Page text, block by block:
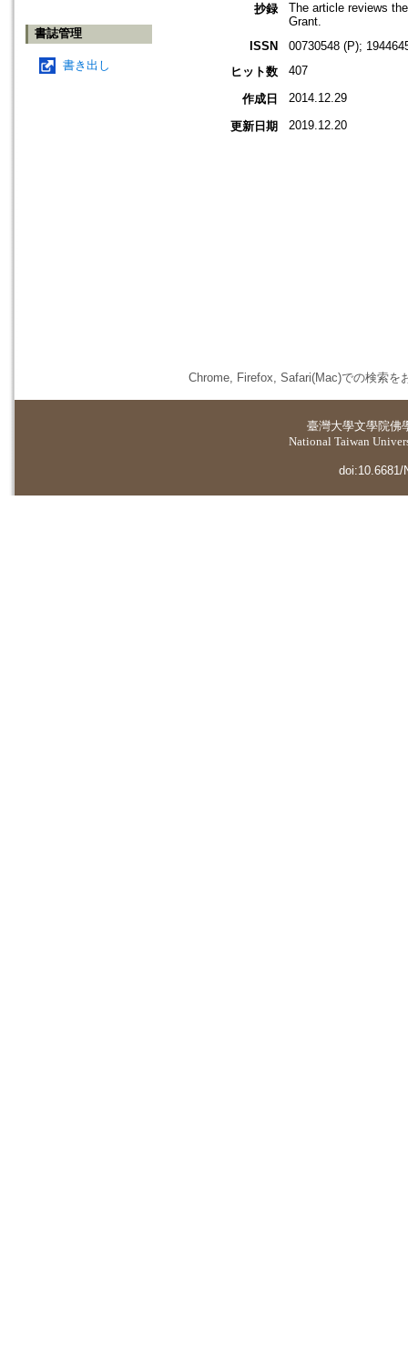
書誌管理
書き出し
抄録
The article reviews
Grant.
ISSN
00730548 (P);
ヒット数
407
作成日 2014.12.29
更新日期 2019.12.20
Chrome, Firefox, Safari(Mac)での検索を
臺灣大學文學院佛
National Taiwan
doi:10.6681/